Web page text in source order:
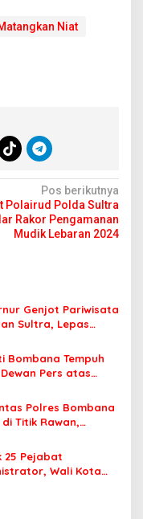
Niat
Pos berikutnya
Polairud Polda Sultra
Rakor Pengamanan
Mudik Lebaran 2024
Genjot Pariwisata
Sultra, Lepas
Unggulan
Bombana Tempuh
Pers atas
Jembatan Cirauci II
Polres Bombana
Titik Rawan,
dengan Aman
25 Pejabat
Wali Kota